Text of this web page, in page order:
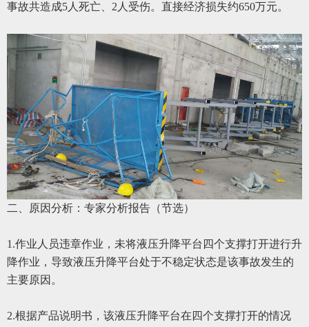
事故共造成5人死亡、2人受伤。直接经济损失约650万元。
二、原因分析：专家分析报告（节选）
1.作业人员违章作业，未将液压升降平台四个支撑打开进行升
降作业，导致液压升降平台处于不稳定状态是该事故发生的
主要原因。
2.根据产品说明书，该液压升降平台在四个支撑打开的情况